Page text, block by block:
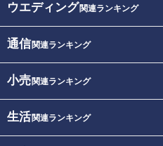
ウエディング関連ランキング
通信関連ランキング
小売関連ランキング
生活関連ランキング